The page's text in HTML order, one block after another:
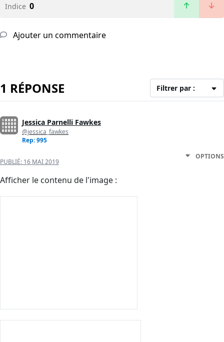
Indice 0
Ajouter un commentaire
1 RÉPONSE Filtrer par :
Jessica Parnelli Fawkes
@jessica_fawkes
Rep: 995
PUBLIÉ: 16 MAI 2019
OPTIONS
Afficher le contenu de l'image :